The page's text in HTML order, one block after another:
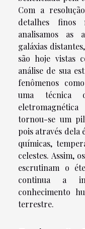
Com a
detalhes finos
analisamos as
galáxias
são hoje vistas
análise de sua
fenômenos
uma técnica
tornou-se um
pois através dela
químicas,
celestes. Assim,
escrutinam o
continua a
conhecimento
terrestre.